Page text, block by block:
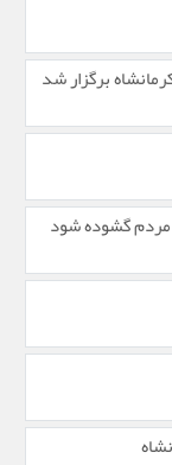
برگزار شد
مردم گشوده شود